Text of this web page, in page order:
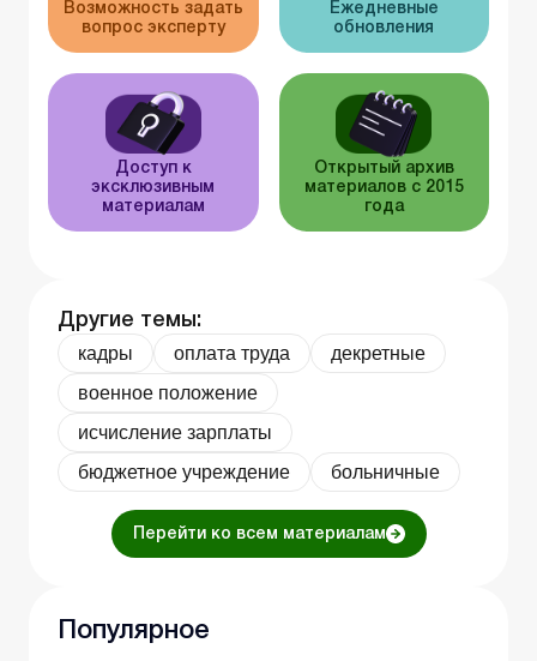
Возможность задать
вопрос эксперту
Ежедневные
обновления
Доступ к
эксклюзивным
материалам
Открытый архив
материалов с 2015
года
Другие темы:
кадры оплата труда
декретные
военное положение
исчисление зарплаты
бюджетное учреждение
больничные
Перейти ко всем материалам
Популярное